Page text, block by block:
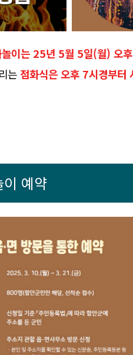
이는 25년 5월 5일(월) 오
는 점화식은 오후 7시경부터
예약